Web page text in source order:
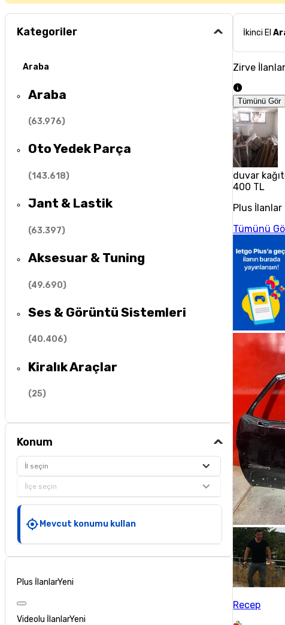
Kategoriler
Araba
Araba
(63.976)
Oto Yedek Parça
(143.618)
Jant & Lastik
(63.397)
Aksesuar & Tuning
(49.690)
Ses & Görüntü Sistemleri
(40.406)
Kiralık Araçlar
(25)
Konum
İl seçin
İlçe seçin
Mevcut konumu kullan
Plus İlanlarYeni
Videolu İlanlarYeni
İkinci El
Zirve İlanlar
Tümünü Gör
duvar
400 TL
Plus İlanlar
Tümünü
Recep